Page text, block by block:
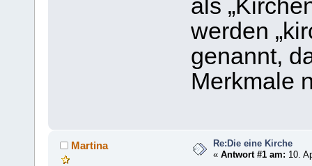
als
werden
genannt,
Merkmale
Martina
Re:Die eine Kirche
«Antwort #1 am: 10.